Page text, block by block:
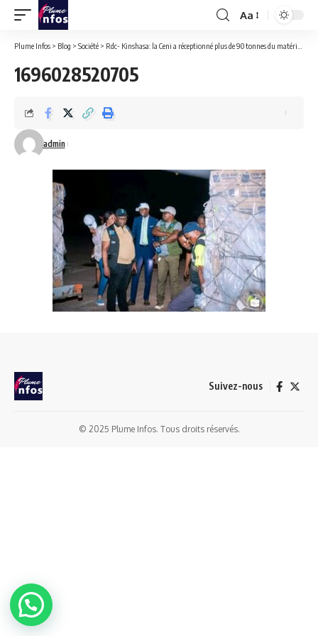
Font
Resizer
Aa
Plume Infos > Blog > Société > Rdc- Kinshasa: la Ceni a réceptionné plus de 90 tonnes du matériel électoral.
1696028520705
admin
Suivez-nous
© 2025 Plume Infos. Tous droits réservés.